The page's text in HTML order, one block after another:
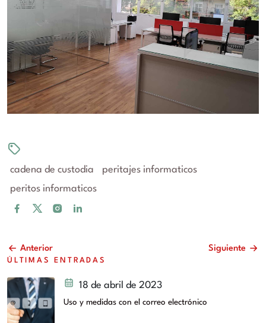
cadena de custodia
peritajes informaticos
peritos informaticos
Anterior Siguiente
ÚLTIMAS ENTRADAS
18 de abril de 2023
Uso y medidas con el correo electrónico